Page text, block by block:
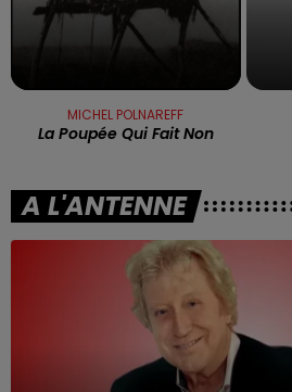
MICHEL POLNAREFF
La Poupée Qui Fait Non
A L'ANTENNE